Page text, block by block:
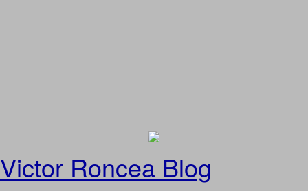
Victor Roncea Blog